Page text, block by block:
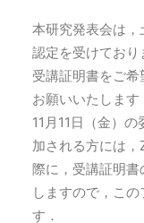
本研究発表会は
認定を受けており
受講証明書をご
お願いいたします
11月11日（金）
加される方には
際に，受講証明
しますので，こ
す．